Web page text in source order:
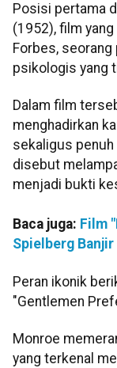
Posisi pertama
(1952), film
Forbes,
psikologis yang
Dalam film
menghadirkan
sekaligus penuh
disebut
menjadi bukti
Baca juga: Film
Spielberg Banjir
Peran ikonik
"Gentlemen
Monroe
yang terkenal